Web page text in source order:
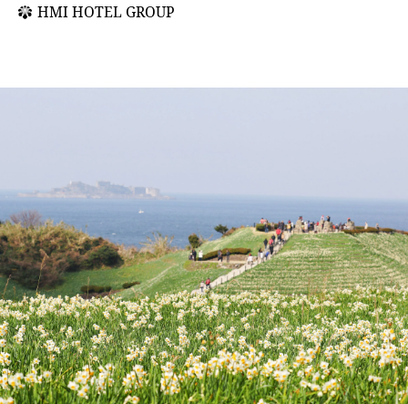
HMI HOTEL GROUP